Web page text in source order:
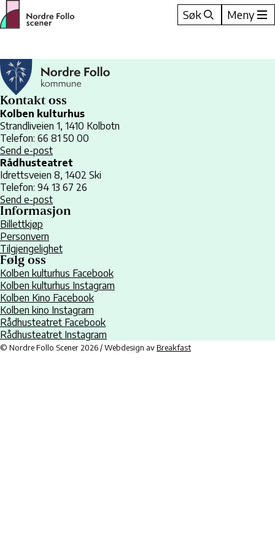
Hopp
til
innhold
Søk Meny
Kontakt oss
Kolben kulturhus
Strandliveien 1, 1410 Kolbotn
Telefon: 66 81 50 00
Send e-post
Rådhusteatret
Idrettsveien 8, 1402 Ski
Telefon: 94 13 67 26
Send e-post
Informasjon
Billettkjøp
Personvern
Tilgjengelighet
Følg oss
Kolben kulturhus Facebook
Kolben kulturhus Instagram
Kolben Kino Facebook
Kolben kino Instagram
Rådhusteatret Facebook
Rådhusteatret Instagram
© Nordre Follo Scener 2026 / Webdesign avBreakfast